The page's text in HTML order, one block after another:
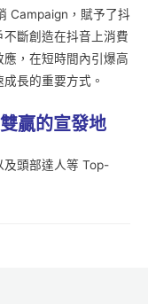
Campaign，賦予了抖
斷創造在抖音上消費
，在短時間內引爆高
長的重要方式。
贏的宣發地
及頭部達人等 Top-